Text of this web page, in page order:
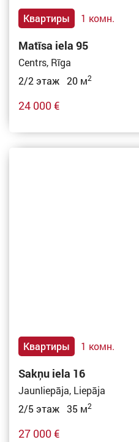
Квартиры 1 комн.
Matīsa iela 95
Centrs, Rīga
2/2 этаж 20 м2
24 000 €
Квартиры 1 комн.
Sakņu iela 16
Jaunliepāja, Liepāja
2/5 этаж 35 м2
27 000 €